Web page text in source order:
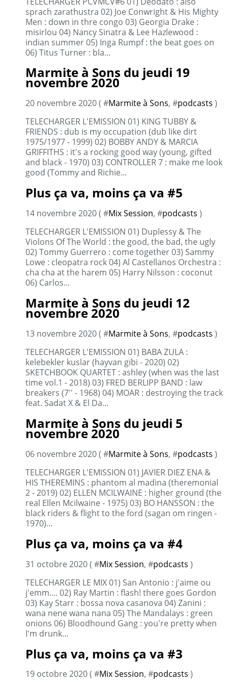
sprach zarathustra 02) Joe Conwright & His Mighty
Men : down in thre congo 03) Georgia Drake :
misirlou 04) Nancy Sinatra & Lee Hazlewood :
indian summer 05) Inga Rumpf : the beat goes on
06) Titus Turner : bla...
Marmite à Sons du jeudi 19
novembre 2020
20 novembre 2020 ( #Marmite à Sons, #podcasts )
TELECHARGER L'EMISSION 01) KING TUBBY &
FRIENDS : dub is my occupation (dub like dirt
1975/1977 - 1999) 02) BOBBY ANDY & MARCIA
GRIFFITHS : it's a rocking good way (young, gifted
and black - 1970) 03) CONTROLLER 7 : make me look
good (Tommy and Richie...
Plus ça va, moins ça va #5
14 novembre 2020 ( #Mix Session, #podcasts )
TELECHARGER L'EMISSION 01) Duplessy & The
Violons Of The World : the good, the bad, the ugly
02) Tommy Guerrero : come together 03) Sammy
Lowe : cleopatra rock 04) Al Castellanos Orchestra :
cha cha at the harem 05) Harry Nilsson : coconut
06) Carlos...
Marmite à Sons du jeudi 12
novembre 2020
13 novembre 2020 ( #Marmite à Sons, #podcasts )
TELECHARGER L'EMISSION 01) BABA ZULA :
kelebekler kuslar (hayvan gibi - 2020) 02)
SKETCHBOOK QUARTET : ashley (when was the last
time vol.1 - 2018) 03) FRED BERLIPP BAND : law
breakers (7'' - 1968) 04) MOAR : destroying the track
feat. Sadat X & El Da...
Marmite à Sons du jeudi 5
novembre 2020
06 novembre 2020 ( #Marmite à Sons, #podcasts )
TELECHARGER L'EMISSION 01) JAVIER DIEZ ENA &
HIS THEREMINS : phantom al madina (theremonial
2 - 2019) 02) ELLEN MCILWAINE : higher ground (the
real Ellen Mcilwaine - 1975) 03) BO HANSSON : the
black riders & flight to the ford (sagan om ringen -
1970)...
Plus ça va, moins ça va #4
31 octobre 2020 ( #Mix Session, #podcasts )
TELECHARGER LE MIX 01) San Antonio : j'aime ou
j'emm.... 02) Ray Martin : flash! there goes Gordon
03) Kay Starr : bossa nova casanova 04) Zanini :
wana nene wana nana 05) The Mandalays : green
onions 06) Bloodhound Gang : you're pretty when
I'm drunk...
Plus ça va, moins ça va #3
19 octobre 2020 ( #Mix Session, #podcasts )